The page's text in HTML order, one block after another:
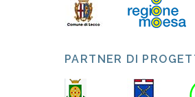
PARTNER DI